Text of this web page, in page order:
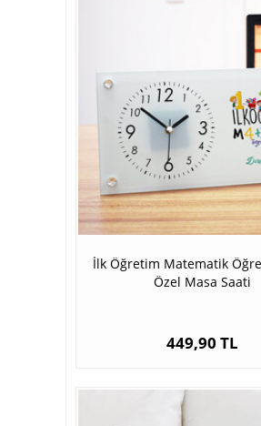
İlk Öğretim Matematik
Özel Masa Saati
449,90 TL